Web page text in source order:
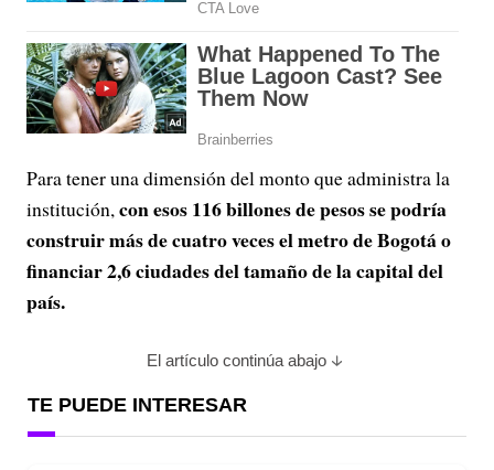
Para tener una dimensión del monto que administra la
institución,con esos 116 billones de pesos se podría
construir más de cuatro veces el metro de Bogotá o
financiar 2,6 ciudades del tamaño de la capital del
país.
El artículo continúa abajo
TE PUEDE INTERESAR